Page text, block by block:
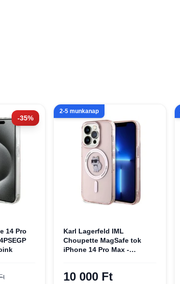
-35%
14 Pro
2-5 munkanap
Karl Lagerfeld IML
Choupette MagSafe tok
iPhone 14 Pro Max -
10 000 Ft